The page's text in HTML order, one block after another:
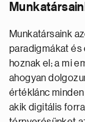
Munkatársaink
paradigmákat
hoznak el; a mi
ahogyan
értéklánc
akik digitális